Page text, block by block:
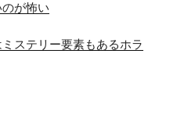
が怖い
ステリー要素もあるホラ